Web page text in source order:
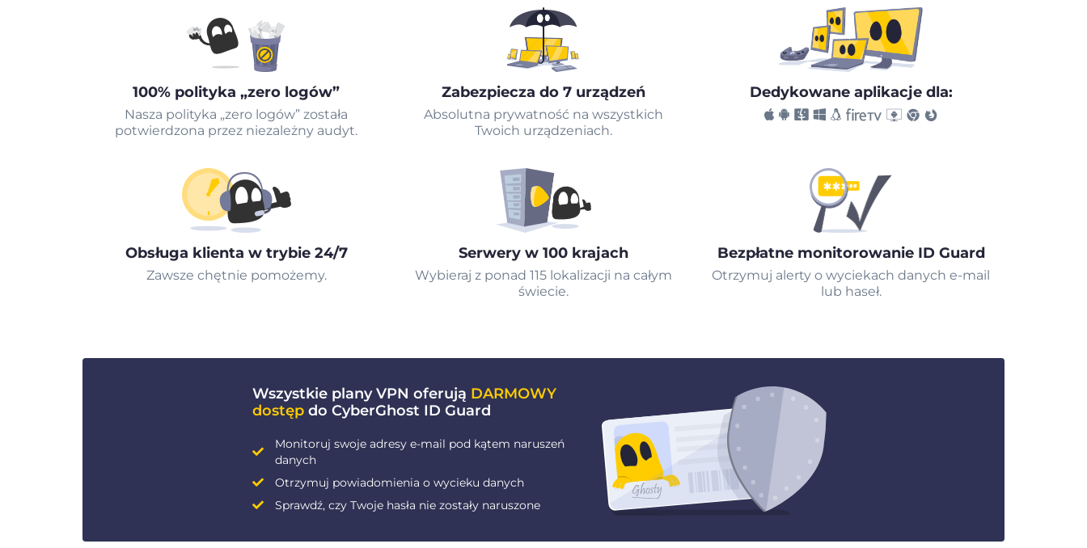
100% polityka „zero logów”
Nasza polityka „zero logów” została
potwierdzona przez niezależny audyt.
Zabezpiecza do 7 urządzeń
Absolutna prywatność na wszystkich
Twoich urządzeniach.
Dedykowane aplikacje dla:
Obsługa klienta w trybie 24/7
Zawsze chętnie pomożemy.
Serwery w 100 krajach
Wybieraj z ponad 115 lokalizacji na całym
świecie.
Bezpłatne monitorowanie ID Guard
Otrzymuj alerty o wyciekach danych e-mail
lub haseł.
Wszystkie plany VPN oferują DARMOWY
dostęp do CyberGhost ID Guard
Monitoruj swoje adresy e-mail pod kątem naruszeń
danych
Otrzymuj powiadomienia o wycieku danych
Sprawdź, czy Twoje hasła nie zostały naruszone